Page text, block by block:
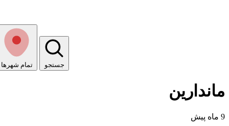
تمام شهر‌ها جستجو
ماندارین